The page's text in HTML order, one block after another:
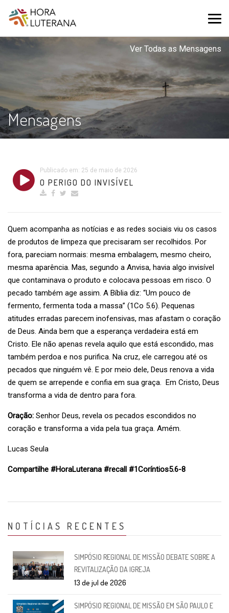
Mensagens
Ver Todas as Mensagens
Publicado em: 25 de maio de 2026
O PERIGO DO INVISÍVEL
Quem acompanha as notícias e as redes sociais viu os casos
de produtos de limpeza que precisaram ser recolhidos. Por
fora, pareciam normais: mesma embalagem, mesmo cheiro,
mesma aparência. Mas, segundo a Anvisa, havia algo invisível
que contaminava o produto e colocava pessoas em risco. O
pecado também age assim. A Bíblia diz: “Um pouco de
fermento, fermenta toda a massa” (1Co 5.6). Pequenas
atitudes erradas parecem inofensivas, mas afastam o coração
de Deus. Ainda bem que a esperança verdadeira está em
Cristo. Ele não apenas revela aquilo que está escondido, mas
também perdoa e nos purifica. Na cruz, ele carregou até os
pecados que ninguém vê. E por meio dele, Deus renova a vida
de quem se arrepende e confia em sua graça. Em Cristo, Deus
transforma a vida de dentro para fora.
Oração: Senhor Deus, revela os pecados escondidos no
coração e transforma a vida pela tua graça. Amém.
Lucas Seula
Compartilhe #HoraLuterana #recall #1Coríntios5.6-8
NOTÍCIAS RECENTES
SIMPÓSIO REGIONAL DE MISSÃO DEBATE SOBRE A
REVITALIZAÇÃO DA IGREJA
13 de jul de 2026
SIMPÓSIO REGIONAL DE MISSÃO EM SÃO PAULO E